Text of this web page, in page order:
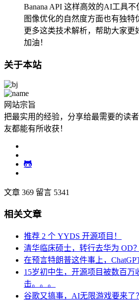
Banana API 这样高效的AI工具
图像优化的自然度方面也有独特
更多这类技术解析，帮助大家更
加油！
关于本站
网站宗旨
把最实用的经验，分享给最需要的读
友都能有所收获！
文章 369 留言 5341
相关文章
推荐 2 个 YYDS 开源项目！
清华临床硕士，转行去华为 OD？
在预言特朗普这件事上，
15岁初中生，开源项目被数百万
击。。。
谷歌又搞事，AI无限游戏要来了